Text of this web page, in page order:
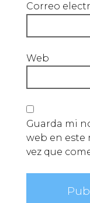
Correo
Web
Guarda mi
web en este
vez que